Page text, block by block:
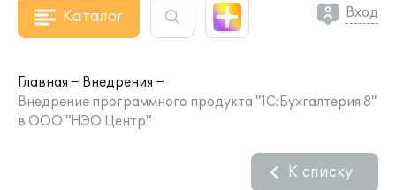
Каталог Вход
Главная
Внедрения
Внедрение программного продукта "1С:Бухгалтерия 8"
в ООО "НЭО Центр"
К списку